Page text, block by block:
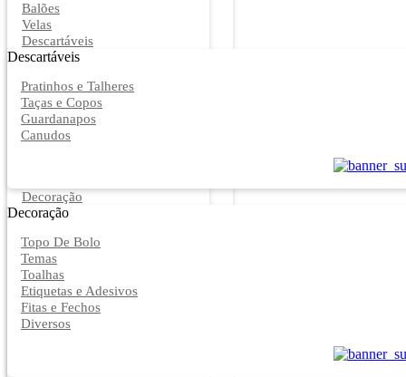
Balões
Velas
Descartáveis
Descartáveis
Pratinhos e Talheres
Taças e Copos
Guardanapos
Canudos
Decoração
Decoração
Topo De Bolo
Temas
Toalhas
Etiquetas e Adesivos
Fitas e Fechos
Diversos